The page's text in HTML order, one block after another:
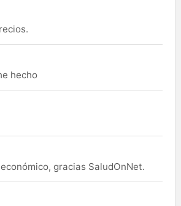
hecho
gracias SaludOnNet.